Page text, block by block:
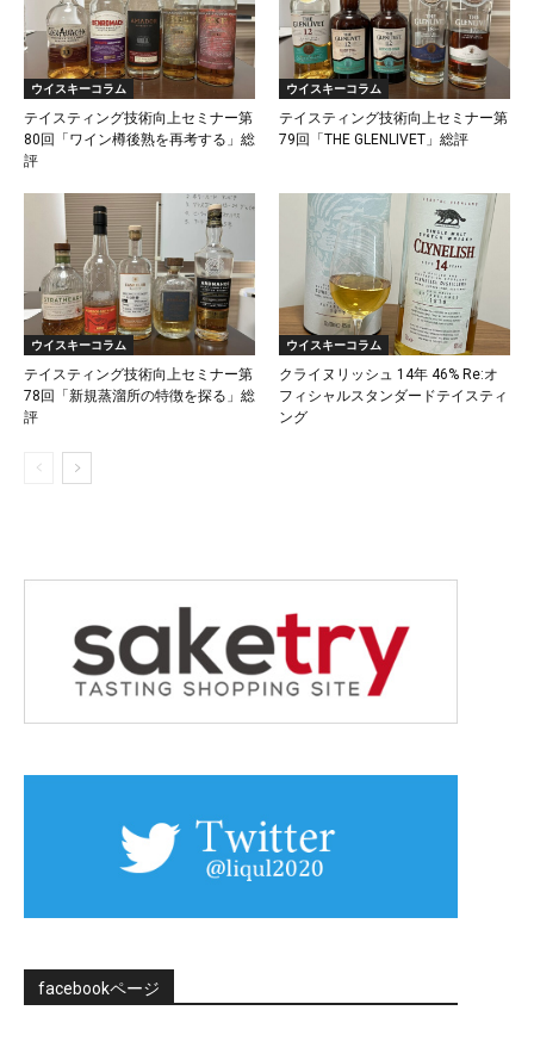
ウイスキーコラム
テイスティング技術向上セミナー第
80回「ワイン樽後熟を再考する」総
評
ウイスキーコラム
テイスティング技術向上セミナー第
79回「THE GLENLIVET」総評
ウイスキーコラム
テイスティング技術向上セミナー第
78回「新規蒸溜所の特徴を探る」総
評
ウイスキーコラム
クライヌリッシュ 14年 46% Re:オ
フィシャルスタンダードテイスティ
ング
facebookページ